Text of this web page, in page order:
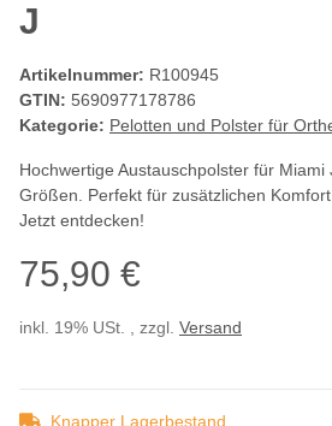
J
Artikelnummer: R100945
GTIN: 5690977178786
Kategorie: Pelotten und Polster für
Hochwertige Austauschpolster für Miami
Größen. Perfekt für zusätzlichen
Jetzt entdecken!
75,90 €
inkl. 19% USt. , zzgl. Versand
Knapper Lagerbestand